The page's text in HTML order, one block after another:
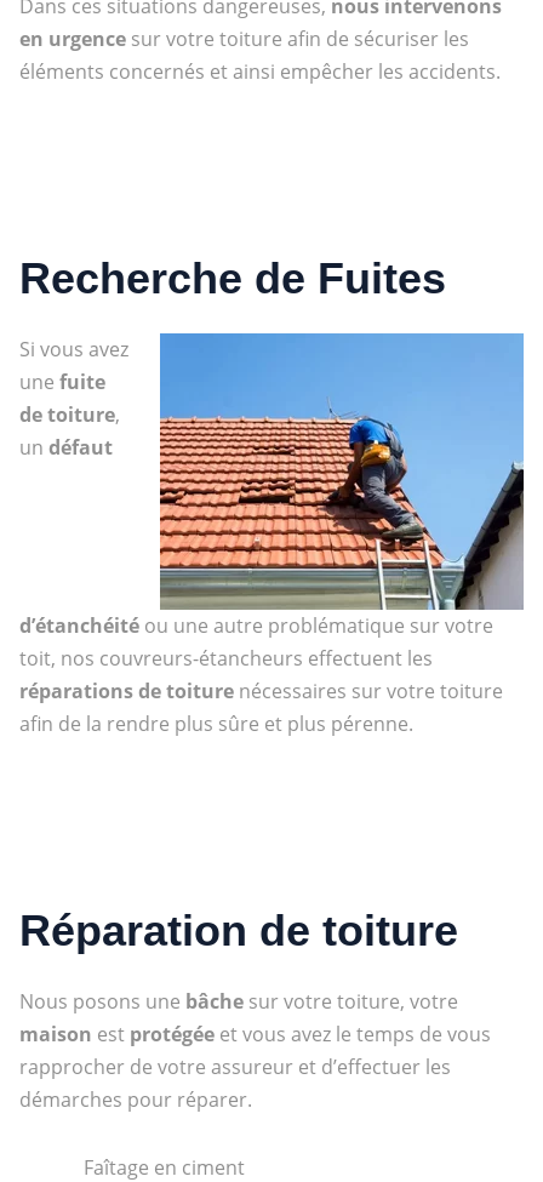
Dans ces situations dangereuses, nous intervenons
en urgencesur votre toiture afin de sécuriser les
éléments concernés et ainsi empêcher les accidents.
Recherche de Fuites
Si vous avez
une fuite
de toiture,
un défaut
d’étanchéitéou une autre problématique sur votre
toit, nos couvreurs-étancheurs effectuent les
réparations de toiturenécessaires sur votre toiture
afin de la rendre plus sûre et plus pérenne.
Réparation de toiture
Nous posons une bâchesur votre toiture, votre
maison est protégéeet vous avez le temps de vous
rapprocher de votre assureur et d’effectuer les
démarches pour réparer.
Faîtage en ciment